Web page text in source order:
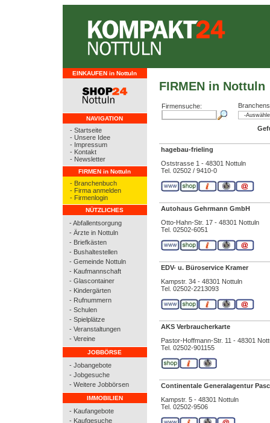
EINKAUFEN in Nottuln
NAVIGATION
- Startseite
- Unsere Idee
- Impressum
- Kontakt
- Newsletter
FIRMEN in Nottuln
- Branchenbuch
- Firma anmelden
- Firmenlogin
NÜTZLICHES
- Abfallentsorgung
- Ärzte in Nottuln
- Briefkästen
- Bushaltestellen
- Gemeinde Nottuln
- Kaufmannschaft
- Glascontainer
- Kindergärten
- Rufnummern
- Schulen
- Spielplätze
- Veranstaltungen
- Vereine
JOBBÖRSE
- Jobangebote
- Jobgesuche
- Weitere Jobbörsen
IMMOBILIEN
- Kaufangebote
- Kaufgesuche
FIRMEN in Nottuln
Firmensuche:
hagebau-frieling
Oststrasse 1 - 48301 Nottuln
Tel. 02502 / 9410-0
Autohaus Gehrmann GmbH
Otto-Hahn-Str. 17 - 48301 Nottuln
Tel. 02502-6051
EDV- u. Büroservice Kramer
Kampstr. 34 - 48301 Nottuln
Tel. 02502-2213093
AKS Verbraucherkarte
Pastor-Hoffmann-Str. 11 - 48301
Tel. 02502-901155
Continentale Generalagentur
Kampstr. 5 - 48301 Nottuln
Tel. 02502-9506